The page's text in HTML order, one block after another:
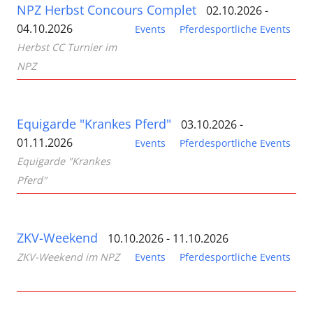
NPZ Herbst Concours Complet
02.10.2026 -
04.10.2026
Events
Pferdesportliche Events
Herbst CC Turnier im
NPZ
Equigarde "Krankes Pferd"
03.10.2026 -
01.11.2026
Events
Pferdesportliche Events
Equigarde "Krankes
Pferd"
ZKV-Weekend 10.10.2026 - 11.10.2026
Events Pferdesportliche Events
ZKV-Weekend im NPZ